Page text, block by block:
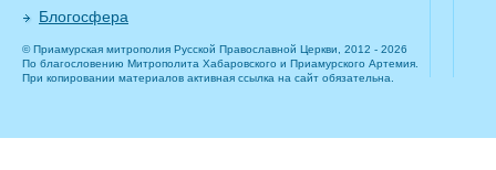
Блогосфера
© Приамурская митрополия Русской Православной Церкви, 2012 - 2026
По благословению Митрополита Хабаровского и Приамурского Артемия.
При копировании материалов активная ссылка на сайт обязательна.